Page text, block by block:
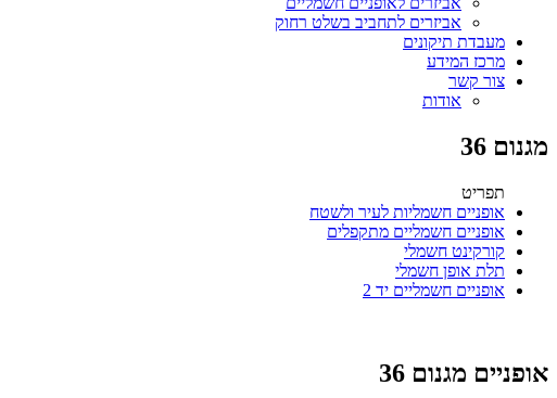
אביזרים לתחביב בשלט רחוק
מעבדת תיקונים
מרכז המידע
צור קשר
אודות
מגנום 36
תפריט
אופניים חשמליות לעיר ולשטח
אופניים חשמליים מתקפלים
קורקינט חשמלי
תלת אופן חשמלי
אופניים חשמליים יד 2
אופניים מגנום 36